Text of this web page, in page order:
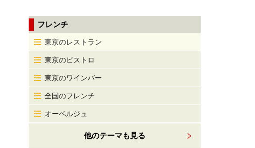
フレンチ
東京のレストラン
東京のビストロ
東京のワインバー
全国のフレンチ
オーベルジュ
他のテーマも見る